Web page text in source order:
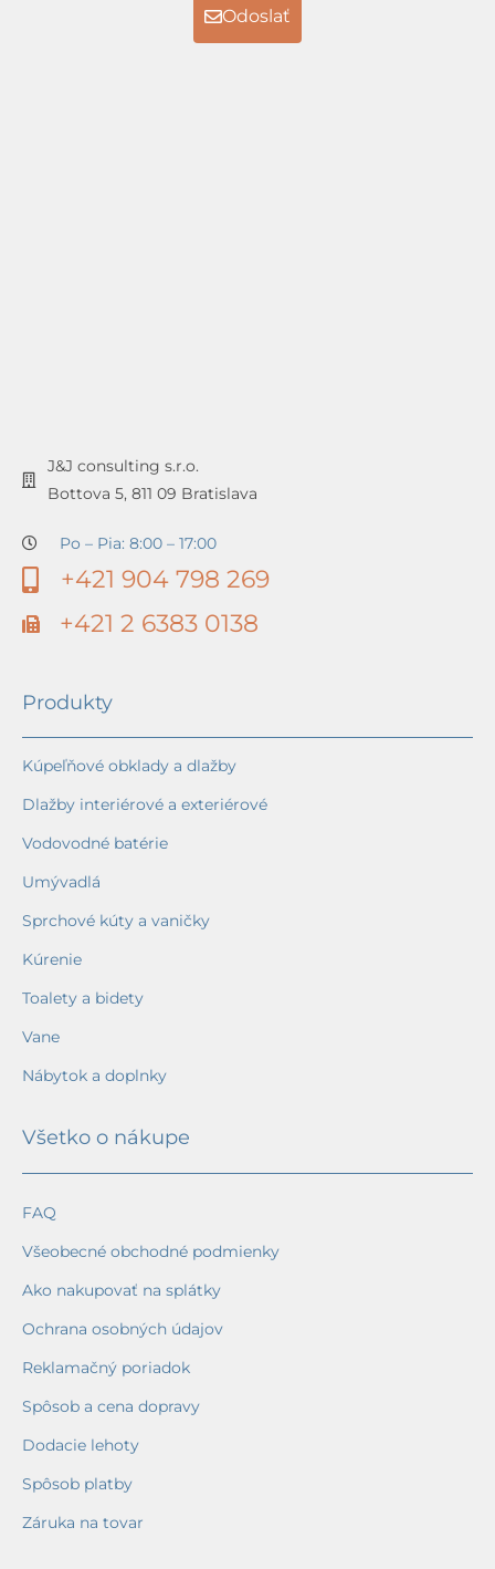
Odoslať
J&J consulting s.r.o.
Bottova 5, 811 09 Bratislava
Po – Pia: 8:00 – 17:00
+421 904 798 269
+421 2 6383 0138
Produkty
Kúpeľňové obklady a dlažby
Dlažby interiérové a exteriérové
Vodovodné batérie
Umývadlá
Sprchové kúty a vaničky
Kúrenie
Toalety a bidety
Vane
Nábytok a doplnky
Všetko o nákupe
FAQ
Všeobecné obchodné podmienky
Ako nakupovať na splátky
Ochrana osobných údajov
Reklamačný poriadok
Spôsob a cena dopravy
Dodacie lehoty
Spôsob platby
Záruka na tovar